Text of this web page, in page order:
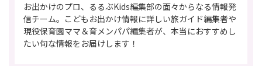
お出かけのプロ、るるぶKids編集部の面々からなる情報発
信チーム。こどもお出かけ情報に詳しい旅ガイド編集者や
現役保育園ママ＆育メンパパ編集者が、本当におすすめし
たい旬な情報をお届けします！